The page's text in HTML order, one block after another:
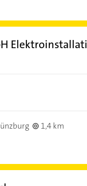
1,4 km